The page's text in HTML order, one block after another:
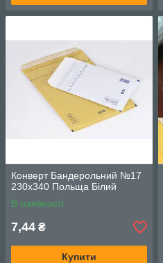
Конверт Бандерольний №17
230х340 Польща Білий
В наявності
7,44 ₴
Купити